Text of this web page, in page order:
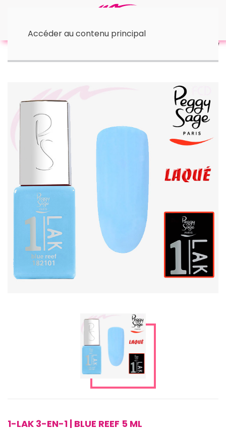
Accéder au contenu principal
1-LAK 3-EN-1 | BLUE REEF 5 ML